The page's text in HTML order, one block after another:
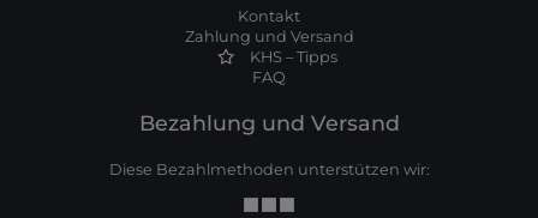
Kontakt
Zahlung und Versand
KHS – Tipps
FAQ
Bezahlung und Versand
Diese Bezahlmethoden unterstützen wir: